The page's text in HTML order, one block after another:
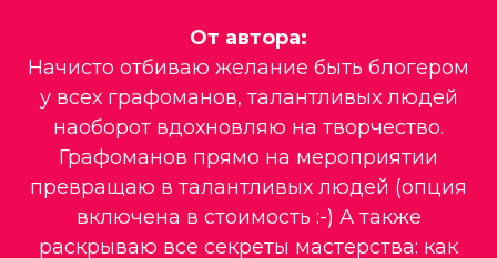
От автора:
Начисто отбиваю желание быть блогером
у всех графоманов, талантливых людей
наоборот вдохновляю на творчество.
Графоманов прямо на мероприятии
превращаю в талантливых людей (опция
включена в стоимость :-) А также
раскрываю все секреты мастерства: как